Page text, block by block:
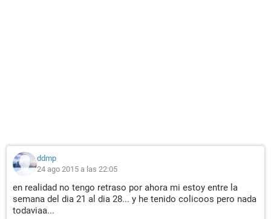
ddmp
24 ago 2015 a las 22:05
en realidad no tengo retraso por ahora mi estoy entre la
semana del dia 21 al dia 28... y he tenido colicoos pero nada
todaviaa...